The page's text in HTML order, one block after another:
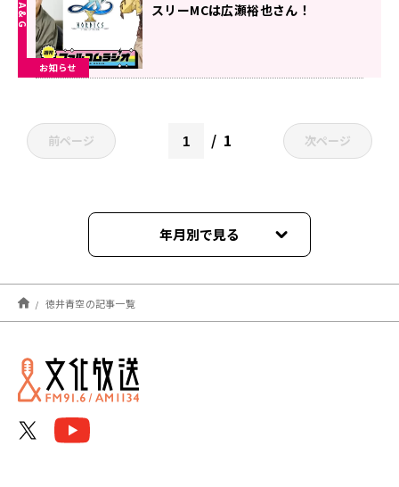
お知らせ
スリーMCは広瀬裕也さん！
前ページ 1 次ページ
年月別で見る
2026年08月
2023年08月
2023年07月
徳井青空の記事一覧